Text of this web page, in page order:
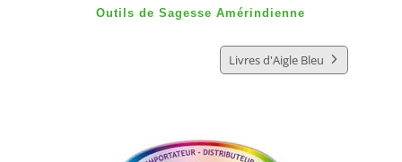
Outils de Sagesse Amérindienne
Livres d'Aigle Bleu